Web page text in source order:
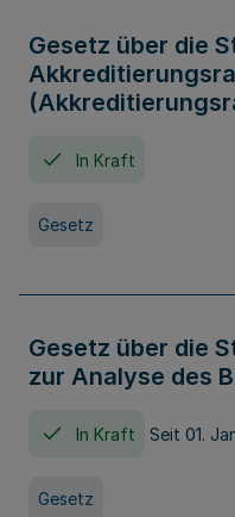
Gesetz über die
In Kraft
Gesetz
Gesetz über die
zur Analyse des
In Kraft Seit 01.
Gesetz